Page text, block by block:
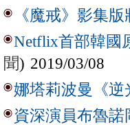
《魔戒》影集
Netflix首部韓國
聞) 2019/03/08
娜塔莉波曼《逆
資深演員布魯